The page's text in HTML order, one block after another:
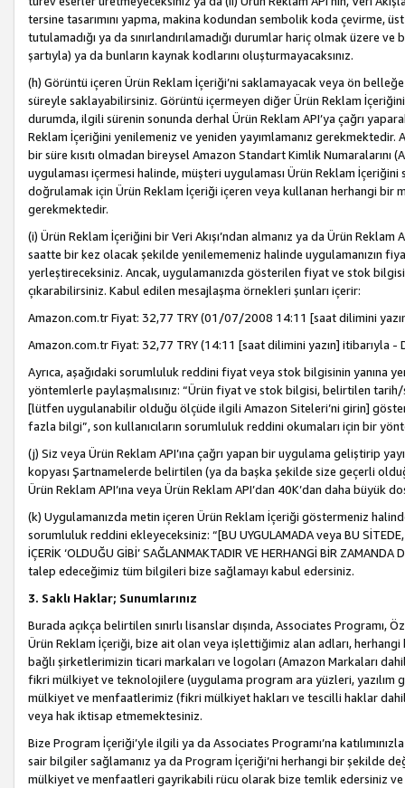
tersine tasarımını yapma, makina kodundan sembolik koda çevirme,
tutulamadığı ya da sınırlandırılamadığı durumlar hariç olmak üzere
şartıyla) ya da bunların kaynak kodlarını oluşturmayacaksınız.
(h) Görüntü içeren Ürün Reklam İçeriği’ni saklamayacak veya ön
süreyle saklayabilirsiniz. Görüntü içermeyen diğer Ürün Reklam
durumda, ilgili sürenin sonunda derhal Ürün Reklam API’ya çağrı
Reklam İçeriğini yenilemeniz ve yeniden yayımlamanız gerekmektedir.
bir süre kısıtı olmadan bireysel Amazon Standart Kimlik Numaralarını
uygulaması içermesi halinde, müşteri uygulaması Ürün Reklam
doğrulamak için Ürün Reklam İçeriği içeren veya kullanan herhangi bir
gerekmektedir.
(i) Ürün Reklam İçeriğini bir Veri Akışı’ndan almanız ya da Ürün
saatte bir kez olacak şekilde yenilememeniz halinde uygulamanızın
yerleştireceksiniz. Ancak, uygulamanızda gösterilen fiyat ve stok
çıkarabilirsiniz. Kabul edilen mesajlaşma örnekleri şunları içerir:
Amazon.com.tr Fiyat: 32,77 TRY (01/07/2008 14:11 [saat dilimini
Amazon.com.tr Fiyat: 32,77 TRY (14:11 [saat dilimini yazın] itibarıyla -
Ayrıca, aşağıdaki sorumluluk reddini fiyat veya stok bilgisinin yanına
yöntemlerle paylaşmalısınız: “Ürün fiyat ve stok bilgisi, belirtilen
[lütfen uygulanabilir olduğu ölçüde ilgili Amazon Siteleri’ni girin]
fazla bilgi”, son kullanıcıların sorumluluk reddini okumaları için bir
(j) Siz veya Ürün Reklam API’ına çağrı yapan bir uygulama geliştirip
kopyası Şartnamelerde belirtilen (ya da başka şekilde size geçerli
Ürün Reklam API’ına veya Ürün Reklam API’dan 40K’dan daha büyük
(k) Uygulamanızda metin içeren Ürün Reklam İçeriği göstermeniz
sorumluluk reddini ekleyeceksiniz: “[BU UYGULAMADA veya BU SİTEDE,
İÇERİK ‘OLDUĞU GİBİ’ SAĞLANMAKTADIR VE HERHANGİ BİR
talep edeceğimiz tüm bilgileri bize sağlamayı kabul edersiniz.
3. Saklı Haklar; Sunumlarınız
Burada açıkça belirtilen sınırlı lisanslar dışında, Associates Programı,
Ürün Reklam İçeriği, bize ait olan veya işlettiğimiz alan adları,
bağlı şirketlerimizin ticari markaları ve logoları (Amazon Markaları
fikri mülkiyet ve teknolojilere (uygulama program ara yüzleri,
mülkiyet ve menfaatlerimiz (fikri mülkiyet hakları ve tescilli haklar
veya hak iktisap etmemektesiniz.
Bize Program İçeriği’yle ilgili ya da Associates Programı’na
sair bilgiler sağlamanız ya da Program İçeriği’ni herhangi bir şekilde
mülkiyet ve menfaatleri gayrikabili rücu olarak bize temlik edersiniz ve